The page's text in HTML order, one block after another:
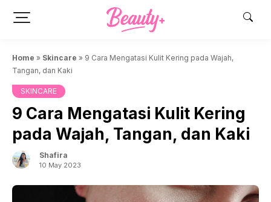
Home » Skincare » 9 Cara Mengatasi Kulit Kering pada Wajah,
Tangan, dan Kaki
SKINCARE
9 Cara Mengatasi Kulit Kering
pada Wajah, Tangan, dan Kaki
Shafira
10 May 2023